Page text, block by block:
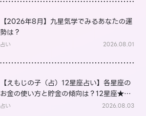
【2026年8月】九星気学でみるあなたの運
勢は？
占い 2026.08.01
【えもじの子（占）12星座占い】各星座の
お金の使い方と貯金の傾向は？12星座★徹
底解説
占い 2026.08.03